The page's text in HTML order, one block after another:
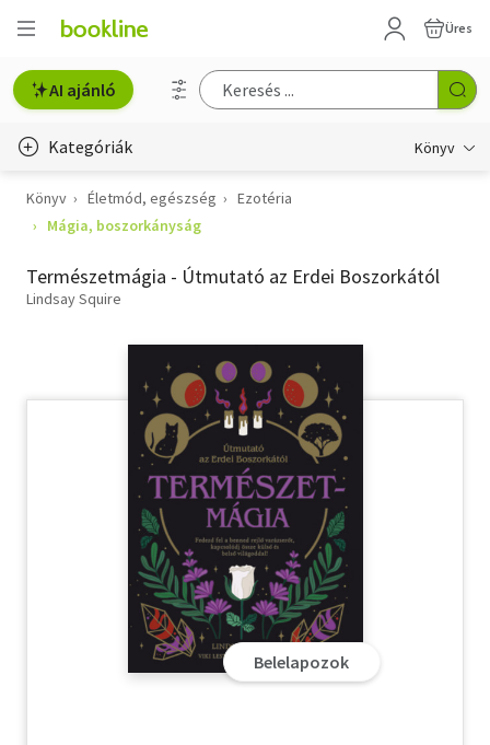
Üres
AI ajánló
Kategóriák Könyv
Életmód, egészség
Gyermek- és ifjúsági
Hobbi, szabadidő
Szótár, nyelvkönyv
Tankönyv, segédkönyv
Társadalomtudomány
Természettudomány
Könyv Életmód, egészség
Ezotéria
Mágia, boszorkányság
Természetmágia - Útmutató az Erdei Boszorkától
Lindsay Squire
Belelapozok